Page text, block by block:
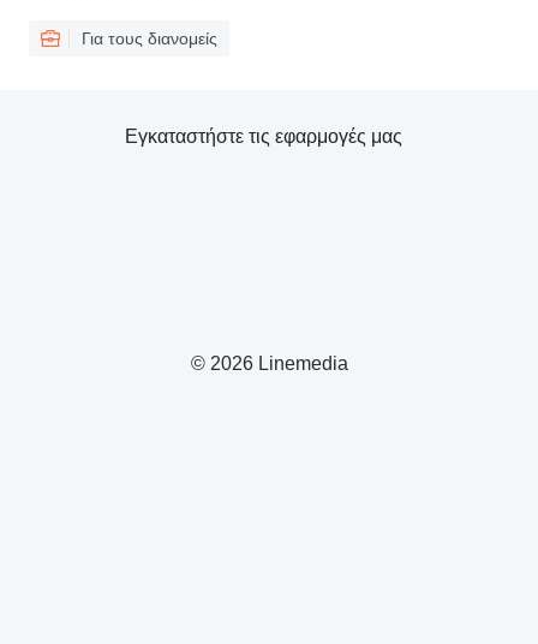
Για τους διανομείς
© 2026 Linemedia
Εγκαταστήστε τις εφαρμογές μας